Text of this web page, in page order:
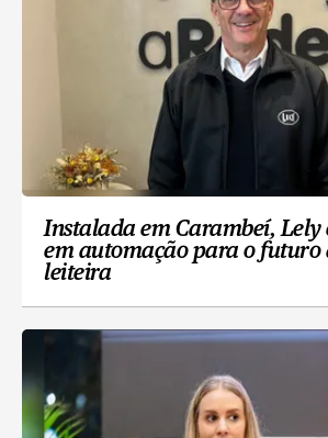
Instalada em Carambeí, Lely
em automação para o futuro
leiteira